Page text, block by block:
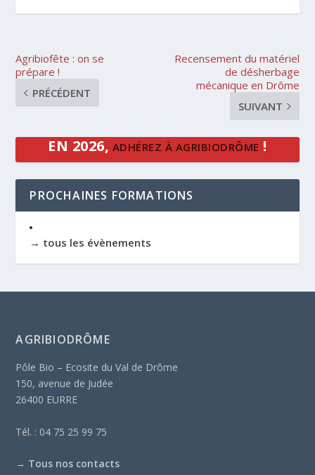
Agribiofête : on se
prépare !
PRÉCÉDENT
Recensement du matériel
de désherbage
mécanique en Drôme
SUIVANT
EN 2026, ADHÉREZ À AGRIBIODRÔME !
PROCHAINES FORMATIONS
→ tous les évènements
AGRIBIODRÔME
Pôle Bio – Ecosite du Val de Drôme
150, avenue de Judée
26400 EURRE
Tél. : 04 75 25 99 75
→ Tous nos contacts